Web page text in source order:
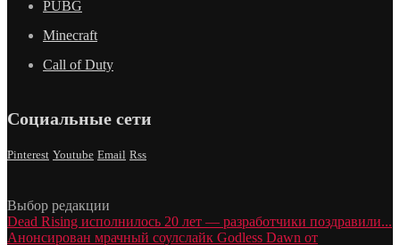
PUBG
Minecraft
Call of Duty
Социальные сети
Pinterest Youtube Email Rss
Выбор редакции
Dead Rising исполнилось 20 лет — разработчики поздравили...
Анонсирован мрачный соулслайк Godless Dawn от